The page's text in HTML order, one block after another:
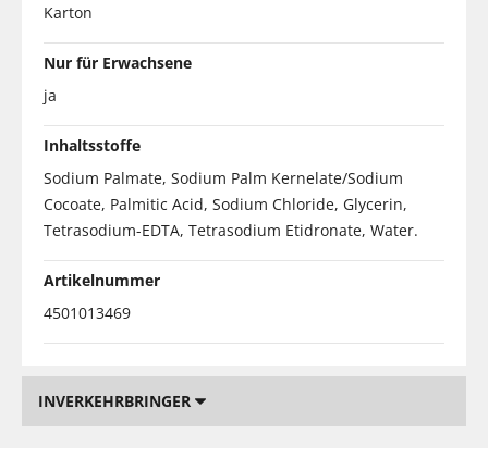
Karton
Nur für Erwachsene
ja
Inhaltsstoffe
Sodium Palmate, Sodium Palm Kernelate/Sodium
Cocoate, Palmitic Acid, Sodium Chloride, Glycerin,
Tetrasodium-EDTA, Tetrasodium Etidronate, Water.
Artikelnummer
4501013469
INVERKEHRBRINGER